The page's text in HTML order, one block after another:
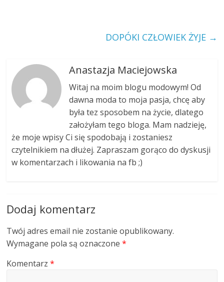
DOPÓKI CZŁOWIEK ŻYJE →
Anastazja Maciejowska
Witaj na moim blogu modowym! Od
dawna moda to moja pasja, chcę aby
była tez sposobem na życie, dlatego
założyłam tego bloga. Mam nadzieję,
że moje wpisy Ci się spodobają i zostaniesz
czytelnikiem na dłużej. Zapraszam gorąco do dyskusji
w komentarzach i likowania na fb ;)
Dodaj komentarz
Twój adres email nie zostanie opublikowany.
Wymagane pola są oznaczone*
Komentarz*